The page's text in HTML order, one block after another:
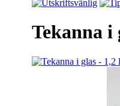
Tekanna i